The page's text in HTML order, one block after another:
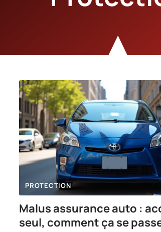
PROTECTION
Malus assurance auto :
seul, comment ça se